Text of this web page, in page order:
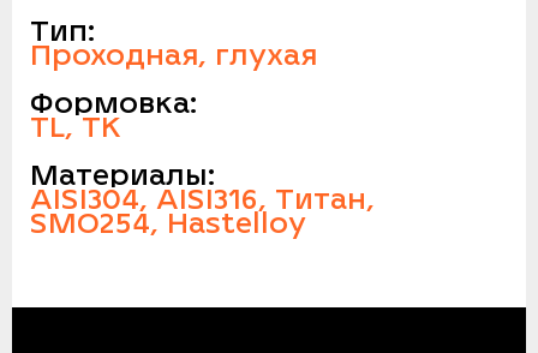
Тип:
Проходная, глухая
Формовка:
TL, TK
Материалы:
AISI304, AISI316, Титан,
SMO254, Hastelloy